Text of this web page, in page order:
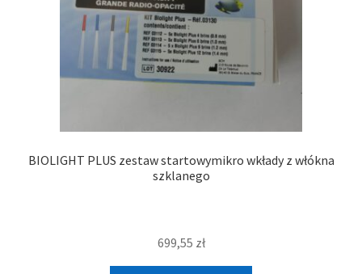
BIOLIGHT PLUS zestaw startowymikro wkłady z włókna
szklanego
699,55 zł